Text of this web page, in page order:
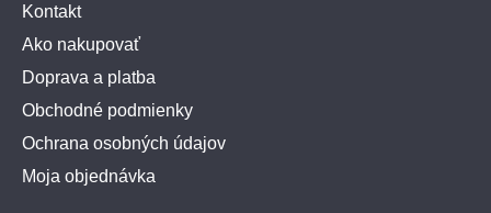
Kontakt
Ako nakupovať
Doprava a platba
Obchodné podmienky
Ochrana osobných údajov
Moja objednávka